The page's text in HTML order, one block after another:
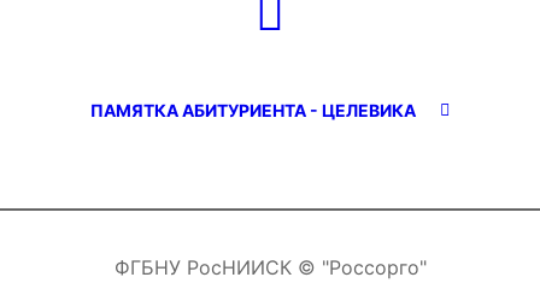
ПАМЯТКА АБИТУРИЕНТА - ЦЕЛЕВИКА
ФГБНУ РосНИИСК © "Россорго"